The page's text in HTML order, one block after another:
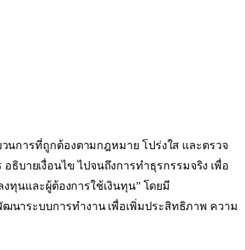
นการที่ถูกต้องตามกฎหมาย โปร่งใส และตรวจ
บายเงื่อนไข ไปจนถึงการทำธุรกรรมจริง เพื่อ
ทุนและผู้ต้องการใช้เงินทุน” โดยมี
นาระบบการทำงาน เพื่อเพิ่มประสิทธิภาพ ความ